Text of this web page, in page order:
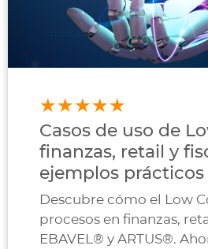
Casos de uso de
finanzas, retail y
ejemplos prácticos
Descubre cómo el Low
procesos en finanzas,
EBAVEL® y ARTUS®.